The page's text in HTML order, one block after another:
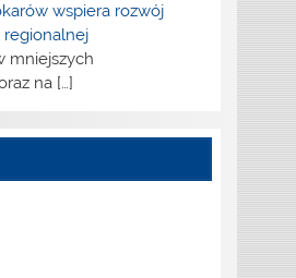
wspiera rozwój
mniejszych
na […]